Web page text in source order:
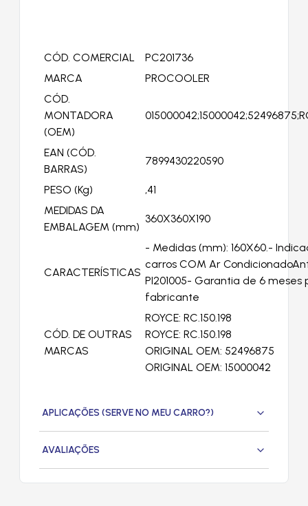
CÓD. COMERCIAL
PC201736
MARCA
PROCOOLER
CÓD.
MONTADORA
(OEM)
EAN (CÓD.
BARRAS)
7899430220590
PESO (Kg)
,41
MEDIDAS DA
EMBALAGEM (mm)
360X360X190
CARACTERÍSTICAS
- Medidas (mm): 160X60.-
carros COM Ar
PI201005- Garantia de 6 meses
fabricante
CÓD. DE OUTRAS
MARCAS
ROYCE: RC.150.198
ROYCE: RC.150.198
ORIGINAL OEM: 52496875
ORIGINAL OEM: 15000042
APLICAÇÕES (SERVE NO MEU CARRO?)
AVALIAÇÕES